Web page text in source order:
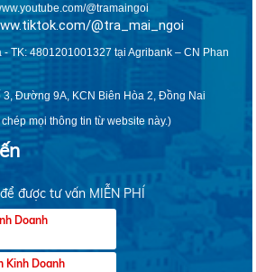
@tramaingoi
@tra_mai_ngoi
- TK: 4801201001327 tại Agribank – CN Phan
3, Đường 9A, KCN Biên Hòa 2, Đồng Nai
mọi thông tin từ website này.)
được tư vấn MIỄN PHÍ
Doanh
Kinh Doanh